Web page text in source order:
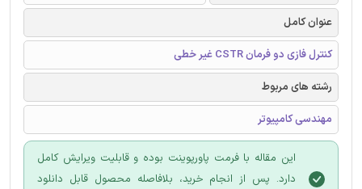
عنوان کامل
کنترل فازی دو فرمان CSTR غیر خطی
رشته های مربوط
مهندسی کامپیوتر
این مقاله با فرمت پاورپوینت بوده و قابلیت ویرایش کامل
دارد. پس از انجام خرید، بلافاصله محصول قابل دانلود